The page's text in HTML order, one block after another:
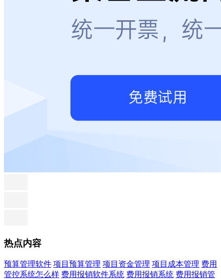
热点内容
预算管理软件 项目预算管理 项目资金管理 项目成本管理 费用
管控系统怎么样 费用报销软件系统 费用报销系统 费用报销管